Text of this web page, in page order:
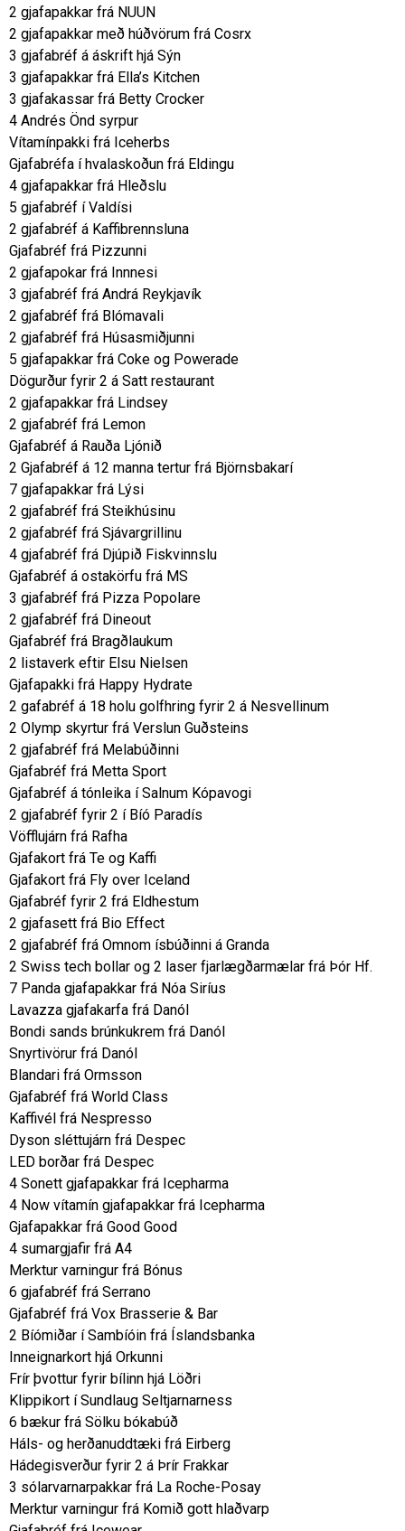
2 gjafapakkar frá NUUN
2 gjafapakkar með húðvörum frá Cosrx
3 gjafabréf á áskrift hjá Sýn
3 gjafapakkar frá Ella’s Kitchen
3 gjafakassar frá Betty Crocker
4 Andrés Önd syrpur
Vítamínpakki frá Iceherbs
Gjafabréfa í hvalaskoðun frá Eldingu
4 gjafapakkar frá Hleðslu
5 gjafabréf í Valdísi
2 gjafabréf á Kaffibrennsluna
Gjafabréf frá Pizzunni
2 gjafapokar frá Innnesi
3 gjafabréf frá Andrá Reykjavík
2 gjafabréf frá Blómavali
2 gjafabréf frá Húsasmiðjunni
5 gjafapakkar frá Coke og Powerade
Dögurður fyrir 2 á Satt restaurant
2 gjafapakkar frá Lindsey
2 gjafabréf frá Lemon
Gjafabréf á Rauða Ljónið
2 Gjafabréf á 12 manna tertur frá Björnsbakarí
7 gjafapakkar frá Lýsi
2 gjafabréf frá Steikhúsinu
2 gjafabréf frá Sjávargrillinu
4 gjafabréf frá Djúpið Fiskvinnslu
Gjafabréf á ostakörfu frá MS
3 gjafabréf frá Pizza Popolare
2 gjafabréf frá Dineout
Gjafabréf frá Bragðlaukum
2 listaverk eftir Elsu Nielsen
Gjafapakki frá Happy Hydrate
2 gafabréf á 18 holu golfhring fyrir 2 á Nesvellinum
2 Olymp skyrtur frá Verslun Guðsteins
2 gjafabréf frá Melabúðinni
Gjafabréf frá Metta Sport
Gjafabréf á tónleika í Salnum Kópavogi
2 gjafabréf fyrir 2 í Bíó Paradís
Vöfflujárn frá Rafha
Gjafakort frá Te og Kaffi
Gjafakort frá Fly over Iceland
Gjafabréf fyrir 2 frá Eldhestum
2 gjafasett frá Bio Effect
2 gjafabréf frá Omnom ísbúðinni á Granda
2 Swiss tech bollar og 2 laser fjarlægðarmælar frá Þór Hf.
7 Panda gjafapakkar frá Nóa Siríus
Lavazza gjafakarfa frá Danól
Bondi sands brúnkukrem frá Danól
Snyrtivörur frá Danól
Blandari frá Ormsson
Gjafabréf frá World Class
Kaffivél frá Nespresso
Dyson sléttujárn frá Despec
LED borðar frá Despec
4 Sonett gjafapakkar frá Icepharma
4 Now vítamín gjafapakkar frá Icepharma
Gjafapakkar frá Good Good
4 sumargjafir frá A4
Merktur varningur frá Bónus
6 gjafabréf frá Serrano
Gjafabréf frá Vox Brasserie & Bar
2 Bíómiðar í Sambíóin frá Íslandsbanka
Inneignarkort hjá Orkunni
Frír þvottur fyrir bílinn hjá Löðri
Klippikort í Sundlaug Seltjarnarness
6 bækur frá Sölku bókabúð
Háls- og herðanuddtæki frá Eirberg
Hádegisverður fyrir 2 á Þrír Frakkar
3 sólarvarnarpakkar frá La Roche-Posay
Merktur varningur frá Komið gott hlaðvarp